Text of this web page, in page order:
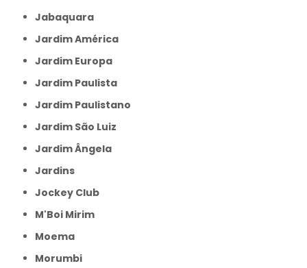
Jabaquara
Jardim América
Jardim Europa
Jardim Paulista
Jardim Paulistano
Jardim São Luiz
Jardim Ângela
Jardins
Jockey Club
M'Boi Mirim
Moema
Morumbi